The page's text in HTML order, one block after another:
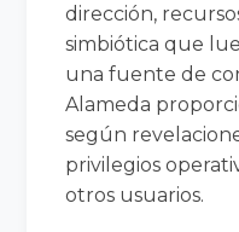
dirección,
simbiótica que
una fuente de
Alameda
según
privilegios
otros usuarios.